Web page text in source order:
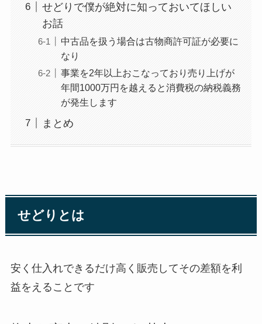
せどりで僕が絶対に知っておいてほしい
お話
中古品を扱う場合は古物商許可証が必要に
なり
事業を2年以上おこなっており売り上げが
年間1000万円を越えると消費税の納税義務
が発生します
まとめ
せどりとは
安く仕入れできるだけ高く販売してその差額を利
益をえることです